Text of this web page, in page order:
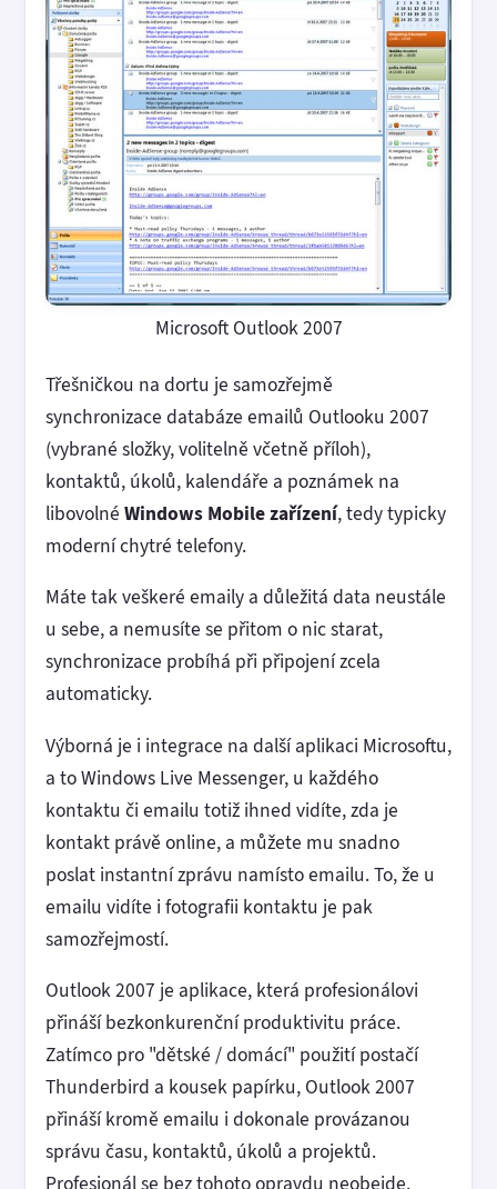
Microsoft Outlook 2007
Třešničkou na dortu je samozřejmě
synchronizace databáze emailů Outlooku 2007
(vybrané složky, volitelně včetně příloh),
kontaktů, úkolů, kalendáře a poznámek na
libovolné Windows Mobile zařízení, tedy typicky
moderní chytré telefony.
Máte tak veškeré emaily a důležitá data neustále
u sebe, a nemusíte se přitom o nic starat,
synchronizace probíhá při připojení zcela
automaticky.
Výborná je i integrace na další aplikaci Microsoftu,
a to Windows Live Messenger, u každého
kontaktu či emailu totiž ihned vidíte, zda je
kontakt právě online, a můžete mu snadno
poslat instantní zprávu namísto emailu. To, že u
emailu vidíte i fotografii kontaktu je pak
samozřejmostí.
Outlook 2007 je aplikace, která profesionálovi
přináší bezkonkurenční produktivitu práce.
Zatímco pro "dětské / domácí" použití postačí
Thunderbird a kousek papírku, Outlook 2007
přináší kromě emailu i dokonale provázanou
správu času, kontaktů, úkolů a projektů.